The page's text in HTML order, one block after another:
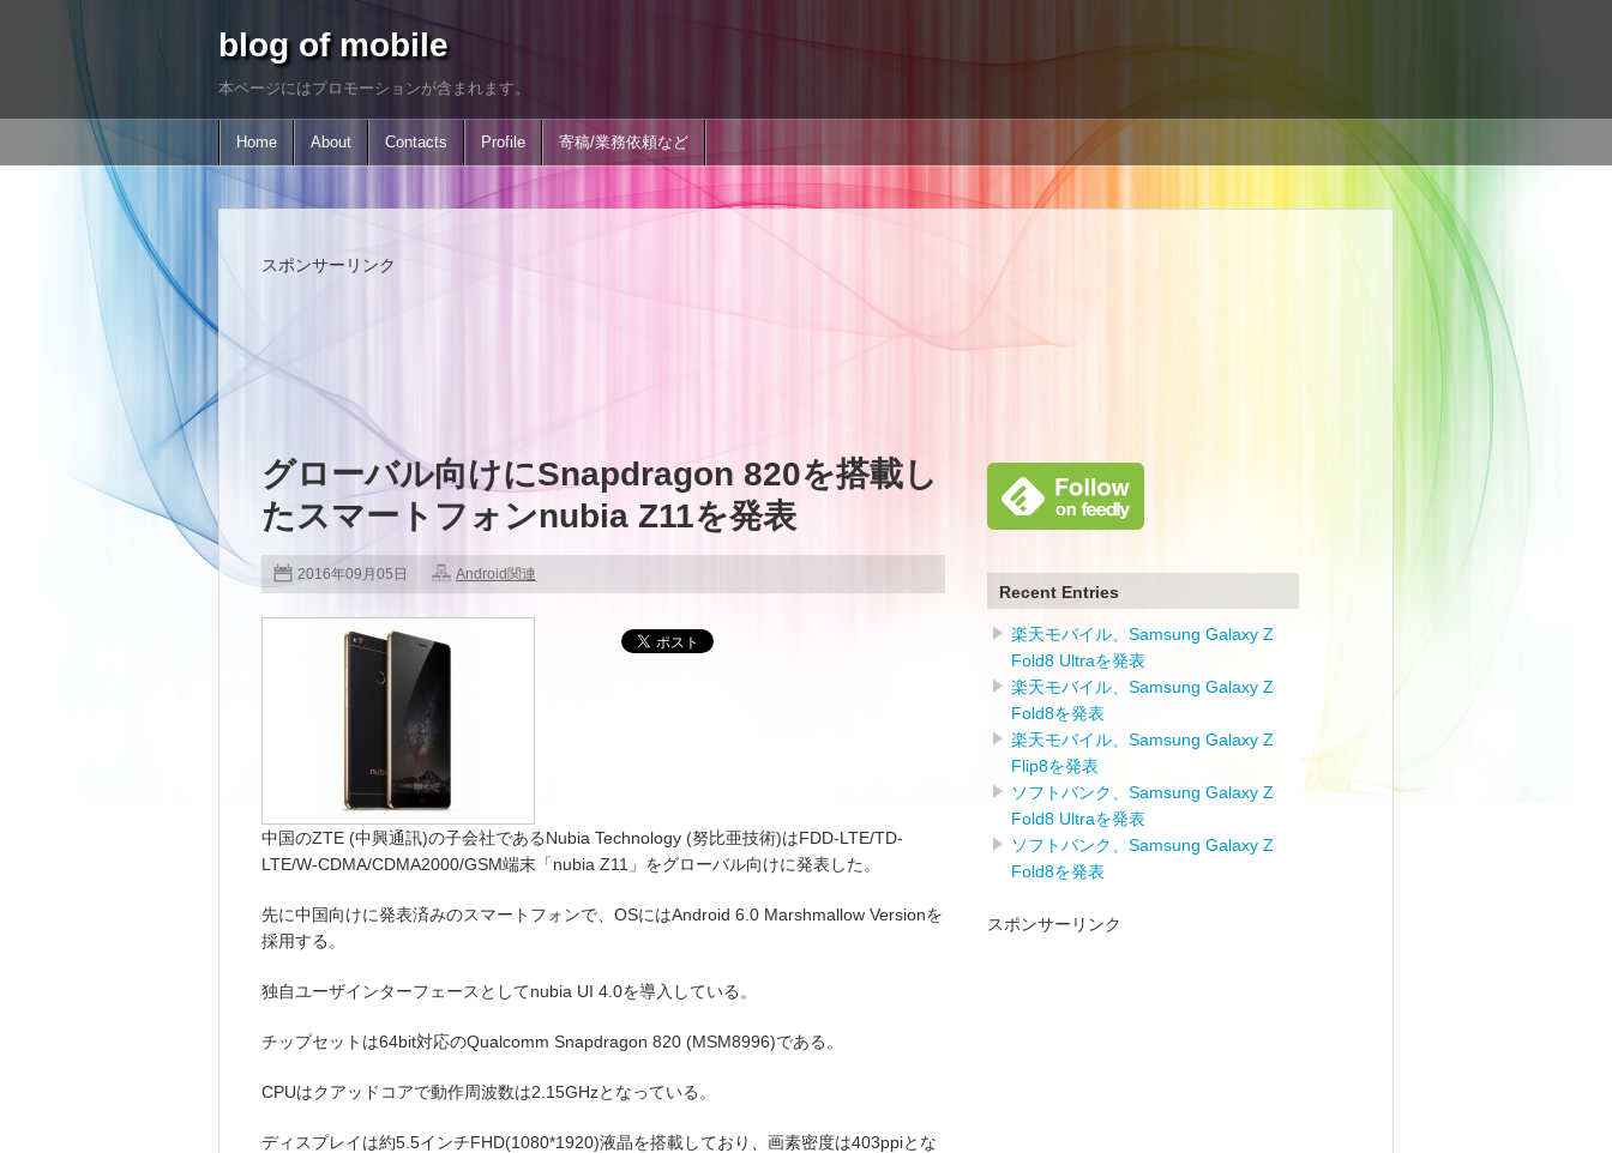
blog of mobile
本ページにはプロモーションが含まれます。
Home About Contacts Profile 寄稿/業務依頼など
スポンサーリンク
グローバル向けにSnapdragon 820を搭載し
たスマートフォンnubia Z11を発表
2016年09月05日 Android関連
中国のZTE (中興通訊)の子会社であるNubia Technology (努比亜技術)はFDD-LTE/TD-
LTE/W-CDMA/CDMA2000/GSM端末「nubia Z11」をグローバル向けに発表した。
先に中国向けに発表済みのスマートフォンで、OSにはAndroid 6.0 Marshmallow Versionを
採用する。
独自ユーザインターフェースとしてnubia UI 4.0を導入している。
チップセットは64bit対応のQualcomm Snapdragon 820 (MSM8996)である。
CPUはクアッドコアで動作周波数は2.15GHzとなっている。
ディスプレイは約5.5インチFHD(1080*1920)液晶を搭載しており、画素密度は403ppiとな
Recent Entries
楽天モバイル、Samsung Galaxy Z
Fold8 Ultraを発表
楽天モバイル、Samsung Galaxy Z
Fold8を発表
楽天モバイル、Samsung Galaxy Z
Flip8を発表
ソフトバンク、Samsung Galaxy Z
Fold8 Ultraを発表
ソフトバンク、Samsung Galaxy Z
Fold8を発表
スポンサーリンク